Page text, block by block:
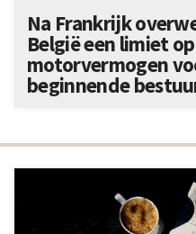
Na Frankrijk
België een limiet
motorvermogen
beginnende